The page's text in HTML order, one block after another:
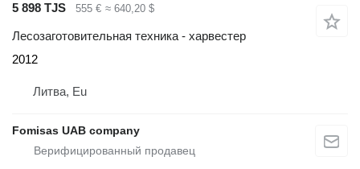
5 898 TJS
555 € ≈ 640,20 $
Лесозаготовительная техника - харвестер
2012
Литва, Eu
Fomisas UAB company